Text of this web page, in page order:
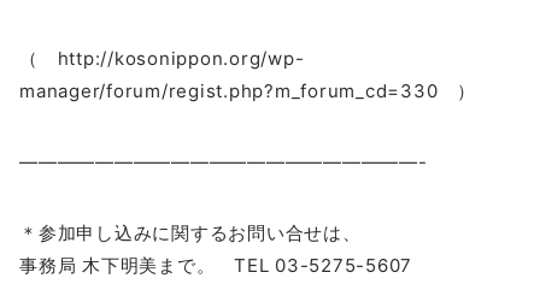
（ http://kosonippon.org/wp-
manager/forum/regist.php?m_forum_cd=330 ）
—————————————————————-
＊参加申し込みに関するお問い合せは、
事務局 木下明美まで。 TEL 03-5275-5607